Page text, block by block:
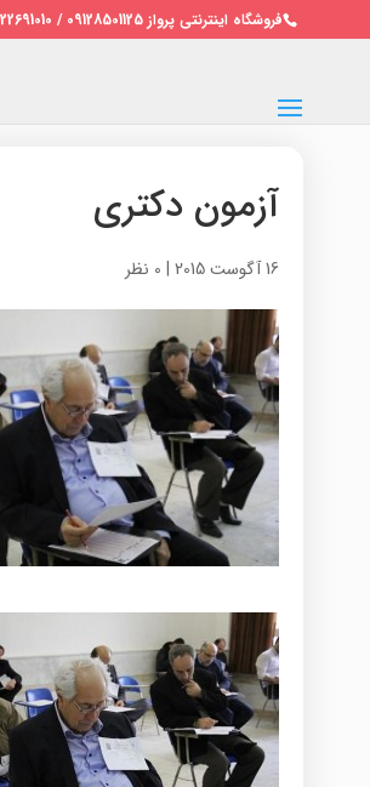
فروشگاه اینترنتی پرواز 09128501125 / 02122691010
آزمون دکتری
16 آگوست 2015 | 0 نظر